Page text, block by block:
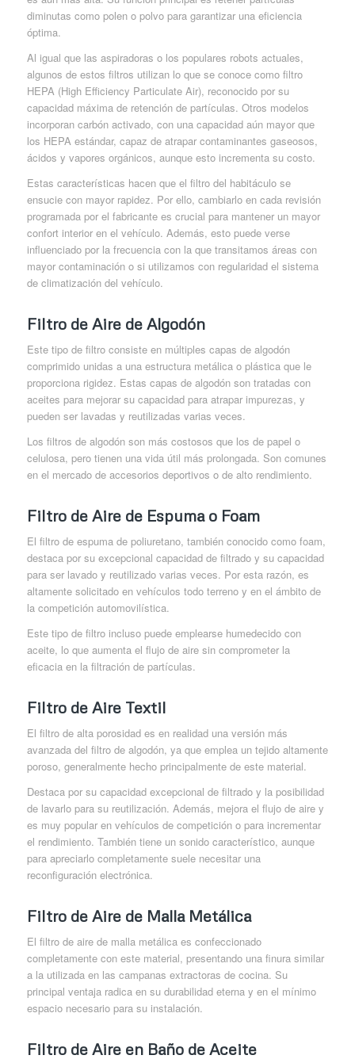
diminutas como polen o polvo para garantizar una eficiencia
óptima.
Al igual que las aspiradoras o los populares robots actuales,
algunos de estos filtros utilizan lo que se conoce como filtro
HEPA (High Efficiency Particulate Air), reconocido por su
capacidad máxima de retención de partículas. Otros modelos
incorporan carbón activado, con una capacidad aún mayor que
los HEPA estándar, capaz de atrapar contaminantes gaseosos,
ácidos y vapores orgánicos, aunque esto incrementa su costo.
Estas características hacen que el filtro del habitáculo se
ensucie con mayor rapidez. Por ello, cambiarlo en cada revisión
programada por el fabricante es crucial para mantener un mayor
confort interior en el vehículo. Además, esto puede verse
influenciado por la frecuencia con la que transitamos áreas con
mayor contaminación o si utilizamos con regularidad el sistema
de climatización del vehículo.
Filtro de Aire de Algodón
Este tipo de filtro consiste en múltiples capas de algodón
comprimido unidas a una estructura metálica o plástica que le
proporciona rigidez. Estas capas de algodón son tratadas con
aceites para mejorar su capacidad para atrapar impurezas, y
pueden ser lavadas y reutilizadas varias veces.
Los filtros de algodón son más costosos que los de papel o
celulosa, pero tienen una vida útil más prolongada. Son comunes
en el mercado de accesorios deportivos o de alto rendimiento.
Filtro de Aire de Espuma o Foam
El filtro de espuma de poliuretano, también conocido como foam,
destaca por su excepcional capacidad de filtrado y su capacidad
para ser lavado y reutilizado varias veces. Por esta razón, es
altamente solicitado en vehículos todo terreno y en el ámbito de
la competición automovilística.
Este tipo de filtro incluso puede emplearse humedecido con
aceite, lo que aumenta el flujo de aire sin comprometer la
eficacia en la filtración de partículas.
Filtro de Aire Textil
El filtro de alta porosidad es en realidad una versión más
avanzada del filtro de algodón, ya que emplea un tejido altamente
poroso, generalmente hecho principalmente de este material.
Destaca por su capacidad excepcional de filtrado y la posibilidad
de lavarlo para su reutilización. Además, mejora el flujo de aire y
es muy popular en vehículos de competición o para incrementar
el rendimiento. También tiene un sonido característico, aunque
para apreciarlo completamente suele necesitar una
reconfiguración electrónica.
Filtro de Aire de Malla Metálica
El filtro de aire de malla metálica es confeccionado
completamente con este material, presentando una finura similar
a la utilizada en las campanas extractoras de cocina. Su
principal ventaja radica en su durabilidad eterna y en el mínimo
espacio necesario para su instalación.
Filtro de Aire en Baño de Aceite